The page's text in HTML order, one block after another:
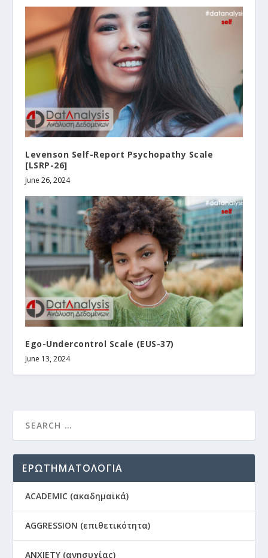
Levenson Self-Report Psychopathy Scale
[LSRP-26]
June 26, 2024
Ego-Undercontrol Scale (EUS-37)
June 13, 2024
ΕΡΩΤΗΜΑΤΟΛΟΓΙΑ
ACADEMIC (ακαδημαϊκά)
AGGRESSION (επιθετικότητα)
ANXIETY (ανησυχίας)